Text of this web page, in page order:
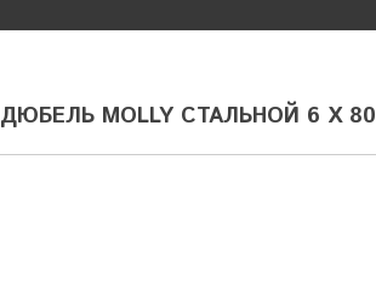
ДЮБЕЛЬ MOLLY СТАЛЬНОЙ 6 Х 80